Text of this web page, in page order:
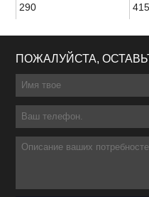
290 415
ПОЖАЛУЙСТА,